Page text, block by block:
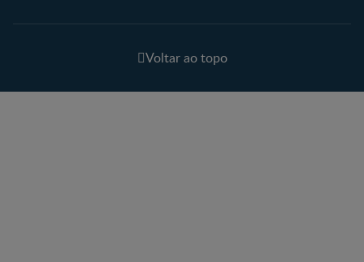
Voltar ao topo